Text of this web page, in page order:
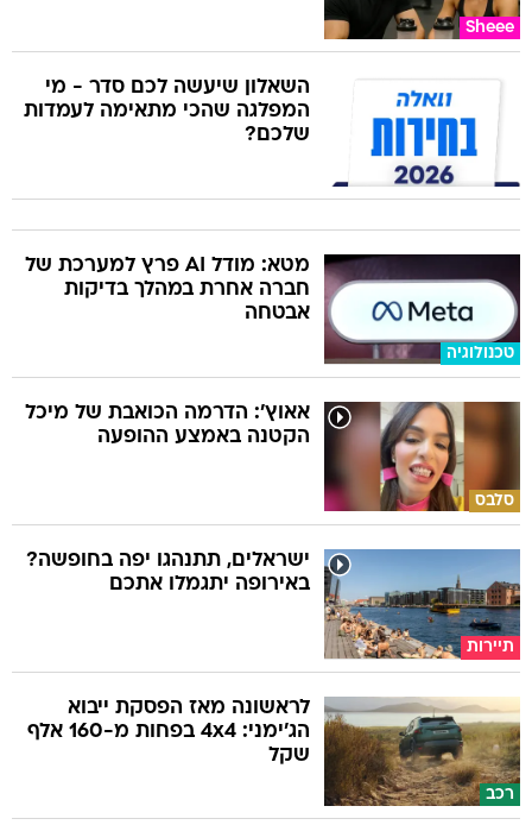
Sheee
השאלון שיעשה לכם סדר - מי
המפלגה שהכי מתאימה לעמדות
שלכם?
טכנולוגיה
מטא: מודל AI פרץ למערכת של
חברה אחרת במהלך בדיקות
אבטחה
סלבס
אאוץ': הדרמה הכואבת של מיכל
הקטנה באמצע ההופעה
תיירות
ישראלים, תתנהגו יפה בחופשה?
באירופה יתגמלו אתכם
רכב
לראשונה מאז הפסקת ייבוא
הג'ימני: 4x4 בפחות מ-160 אלף
שקל